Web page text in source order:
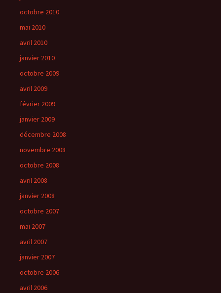
octobre 2010
mai 2010
avril 2010
janvier 2010
octobre 2009
avril 2009
février 2009
janvier 2009
décembre 2008
novembre 2008
octobre 2008
avril 2008
janvier 2008
octobre 2007
mai 2007
avril 2007
janvier 2007
octobre 2006
avril 2006